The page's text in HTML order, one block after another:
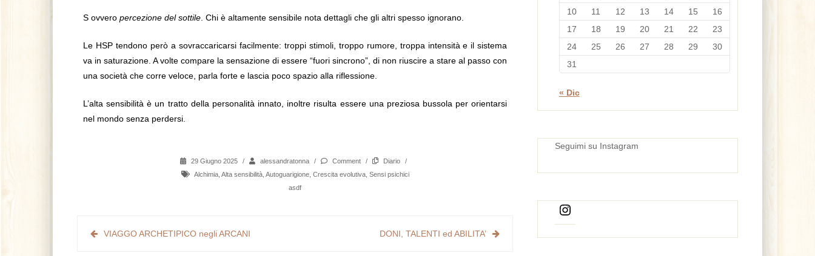
S ovvero percezione del sottile . Chi è altamente sensibile nota dettagli che gli altri spesso ignorano.
Le HSP tendono però a sovraccaricarsi facilmente: troppi stimoli, troppo rumore, troppa intensità e il sistema
va in saturazione. A volte compare la sensazione di essere “fuori sincrono”, di non riuscire a stare al passo con
una società che corre veloce, parla forte e lascia poco spazio alla riflessione.
L’alta sensibilità è un tratto della personalità innato, inoltre risulta essere una preziosa bussola per orientarsi
nel mondo senza perdersi.
29 Giugno 2025 / alessandratonna / Comment / Diario
/
Alchimia, Alta sensibilità, Autoguarigione, Crescita evolutiva, Sensi psichici
asdf
VIAGGO ARCHETIPICO negli ARCANI DONI, TALENTI ed ABILITA’
10
11 12 13 14 15
16
17
18 19 20 21 22
23
24
25 26 27 28 29
30
31
« Dic
Seguimi su Instagram